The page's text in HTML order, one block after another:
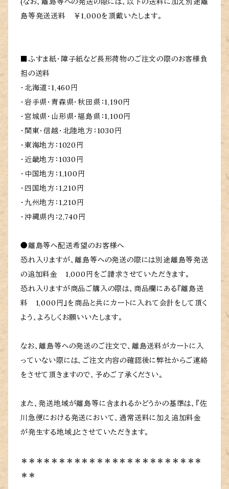
島等発送送料 ￥1,000を頂戴いたします。
■ふすま紙・障子紙など長形荷物のご注文の際のお客様負
担の送料
・北海道：1,460円
・岩手県・青森県・秋田県：1,190円
・宮城県・山形県・福島県：1,100円
・関東・信越・北陸地方：1030円
・東海地方：1020円
・近畿地方：1030円
・中国地方：1,100円
・四国地方：1,210円
・九州地方：1,210円
・沖縄県内：2,740円
●離島等へ配送希望のお客様へ
恐れ入りますが、離島等への発送の際には別途離島等発送
の追加料金 1,000円をご請求させていただきます。
恐れ入りますが商品ご購入の際は、商品欄にある『離島送
料 1,000円』を商品と共にカートに入れて会計をして頂く
よう、よろしくお願いいたします。
なお、離島等への発送のご注文で、離島送料がカートに入
っていない際には、ご注文内容の確認後に弊社からご連絡
をさせて頂きますので、予めご了承ください。
また、発送地域が離島等に含まれるかどうかの基準は、『佐
川急便における発送において、通常送料に加え追加料金
が発生する地域』とさせていただきます。
＊＊＊＊＊＊＊＊＊＊＊＊＊＊＊＊＊＊＊＊＊＊＊＊
＊＊